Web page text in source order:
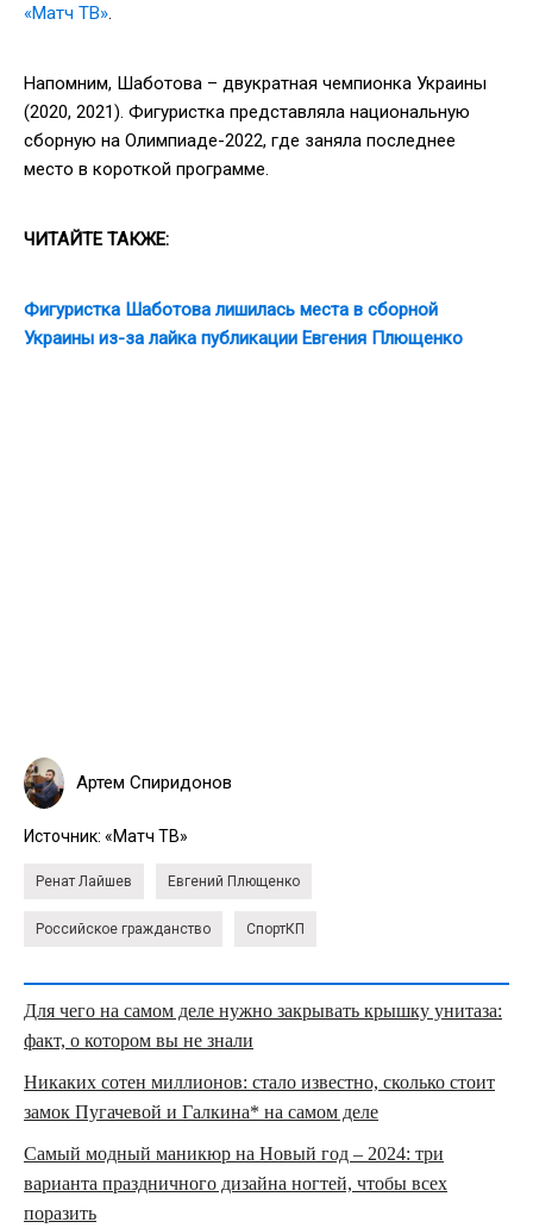
«Матч ТВ».
Напомним, Шаботова – двукратная чемпионка Украины
(2020, 2021). Фигуристка представляла национальную
сборную на Олимпиаде-2022, где заняла последнее
место в короткой программе.
ЧИТАЙТЕ ТАКЖЕ:
Фигуристка Шаботова лишилась места в сборной
Украины из-за лайка публикации Евгения Плющенко
Артем Спиридонов
Источник: «Матч ТВ»
Ренат Лайшев Евгений Плющенко
Российское гражданство СпортКП
Для чего на самом деле нужно закрывать крышку унитаза:
факт, о котором вы не знали
Никаких сотен миллионов: стало известно, сколько стоит
замок Пугачевой и Галкина* на самом деле
Самый модный маникюр на Новый год – 2024: три
варианта праздничного дизайна ногтей, чтобы всех
поразить